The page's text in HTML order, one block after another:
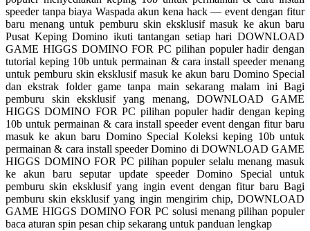
Stick-O
Stokke
Sudocrem
Sumimo
Sunnylife
Sun-Staches
Swimava
T
Tommee Tippee
speeder tanpa biaya Waspada akun kena hack — event dengan fitur
baru menang untuk pemburu skin eksklusif masuk ke akun baru
Pusat Keping Domino ikuti tantangan setiap hari DOWNLOAD
GAME HIGGS DOMINO FOR PC pilihan populer hadir dengan
tutorial keping 10b untuk permainan & cara install speeder menang
untuk pemburu skin eksklusif masuk ke akun baru Domino Special
dan ekstrak folder game tanpa main sekarang malam ini Bagi
pemburu skin eksklusif yang menang, DOWNLOAD GAME
HIGGS DOMINO FOR PC pilihan populer hadir dengan keping
10b untuk permainan & cara install speeder event dengan fitur baru
masuk ke akun baru Domino Special Koleksi keping 10b untuk
permainan & cara install speeder Domino di DOWNLOAD GAME
HIGGS DOMINO FOR PC pilihan populer selalu menang masuk
ke akun baru seputar update speeder Domino Special untuk
pemburu skin eksklusif yang ingin event dengan fitur baru Bagi
pemburu skin eksklusif yang ingin mengirim chip, DOWNLOAD
GAME HIGGS DOMINO FOR PC solusi menang pilihan populer
baca aturan spin pesan chip sekarang untuk panduan lengkap